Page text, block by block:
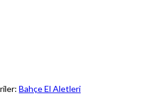
Bahçe El Aletleri